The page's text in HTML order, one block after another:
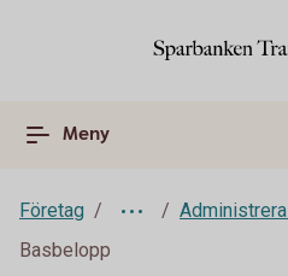
Meny
Företag
Basbelopp